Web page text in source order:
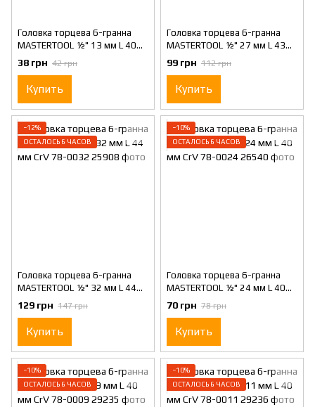
Головка торцева 6-гранна
MASTERTOOL ½" 13 мм L 40
мм CrV 78-0013
38 грн 42 грн
Купить
Головка торцева 6-гранна
MASTERTOOL ½" 27 мм L 43
мм CrV 78-0027
99 грн 112 грн
Купить
−12%
ОСТАЛОСЬ 6 ЧАСОВ
Головка торцева 6-гранна
MASTERTOOL ½" 32 мм L 44
мм CrV 78-0032
129 грн 147 грн
Купить
−10%
ОСТАЛОСЬ 6 ЧАСОВ
Головка торцева 6-гранна
MASTERTOOL ½" 24 мм L 40
мм CrV 78-0024
70 грн 78 грн
Купить
−10%
ОСТАЛОСЬ 6 ЧАСОВ
−10%
ОСТАЛОСЬ 6 ЧАСОВ